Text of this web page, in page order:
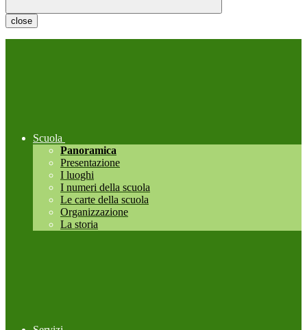
close
Scuola
Panoramica
Presentazione
I luoghi
I numeri della scuola
Le carte della scuola
Organizzazione
La storia